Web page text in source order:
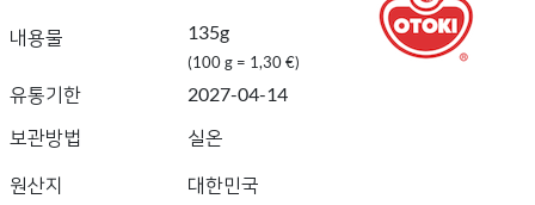
내용물 135g
(100 g = 1,30 €)
유통기한
2027-04-14
보관방법
실온
원산지 대한민국